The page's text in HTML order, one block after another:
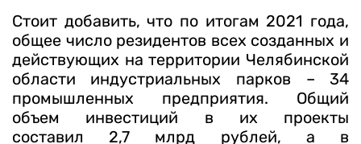
Стоит добавить, что по итогам 2021 года,
общее число резидентов всех созданных и
действующих на территории Челябинской
области индустриальных парков – 34
промышленных предприятия. Общий
объем инвестиций в их проекты
составил 2,7 млрд рублей, а в